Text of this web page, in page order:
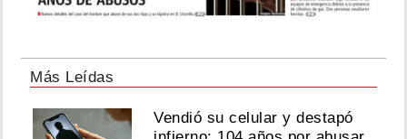
Más Leídas
Vendió su celular y destapó